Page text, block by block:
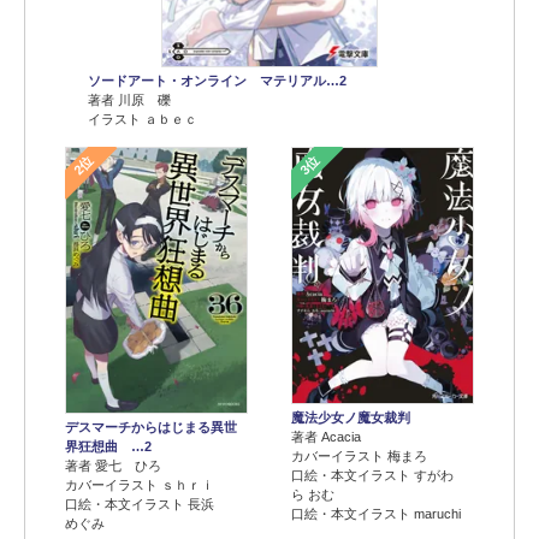
ソードアート・オンライン マテリアル…2
著者 川原 礫
イラスト ａｂｅｃ
2位
デスマーチからはじまる異世
界狂想曲 …2
著者 愛七 ひろ
カバーイラスト ｓｈｒｉ
口絵・本文イラスト 長浜
めぐみ
3位
魔法少女ノ魔女裁判
著者 Acacia
カバーイラスト 梅まろ
口絵・本文イラスト すがわ
ら おむ
口絵・本文イラスト maruchi